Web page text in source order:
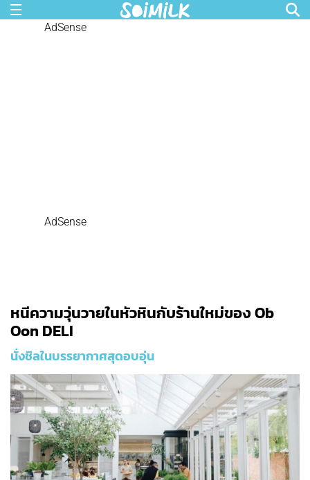
AdSense
AdSense
หนีความวุ่นวายในหัวหินกับร้านใหม่ของ Ob
Oon DELI
นั่งชิลในบรรยากาศสุดอบอุ่น